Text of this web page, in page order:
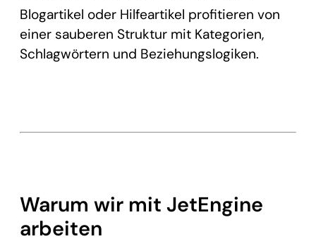
Blogartikel oder Hilfeartikel profitieren von
einer sauberen Struktur mit Kategorien,
Schlagwörtern und Beziehungslogiken.
Warum wir mit JetEngine
arbeiten